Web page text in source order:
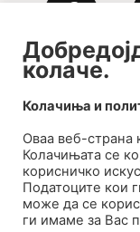
колаче.
Колачиња и
Оваа веб-странa
Колачињата се
корисничко
Податоците кои
може да се
ги имаме за Вас